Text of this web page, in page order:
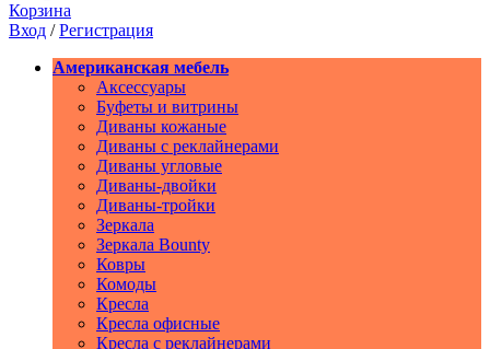
Корзина
Вход /Регистрация
Американская мебель
Аксессуары
Буфеты и витрины
Диваны кожаные
Диваны с реклайнерами
Диваны угловые
Диваны-двойки
Диваны-тройки
Зеркала
Зеркала Bounty
Ковры
Комоды
Кресла
Кресла офисные
Кресла с реклайнерами